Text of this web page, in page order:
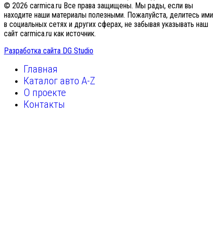
© 2026 carmica.ru Все права защищены. Мы рады, если вы
находите наши материалы полезными. Пожалуйста, делитесь ими
в социальных сетях и других сферах, не забывая указывать наш
сайт carmica.ru как источник.
Разработка сайта DG Studio
Главная
Каталог авто A-Z
О проекте
Контакты